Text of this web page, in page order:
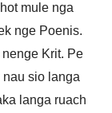
mule nga
nge Poenis.
Krit. Pe
nau sio langa
langa ruach